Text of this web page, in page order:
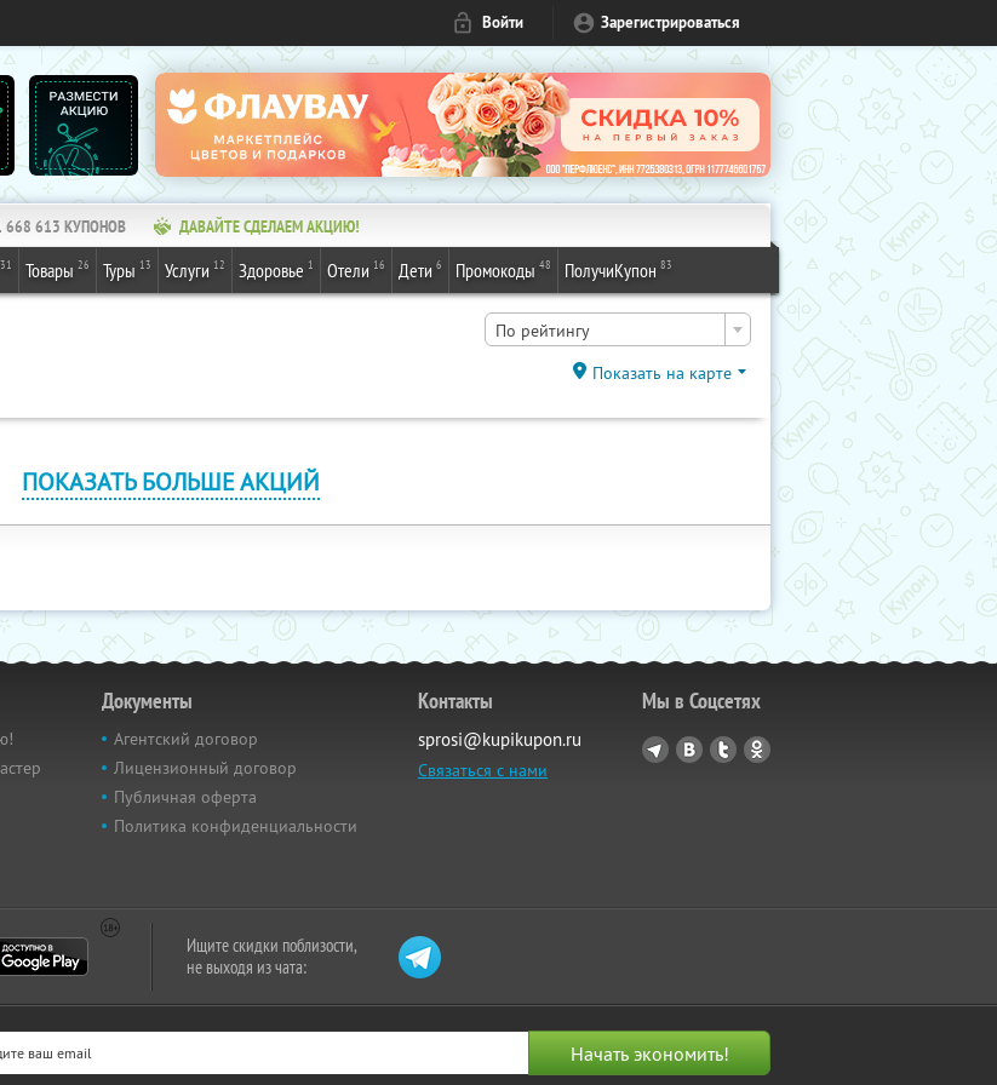
Войти Зарегистрироваться
668 613 КУПОНОВ ДАВАЙТЕ СДЕЛАЕМ АКЦИЮ!
31 Товары 26 Туры 13 Услуги 12 Здоровье 1 Отели 16 Дети 6 Промокоды 48 ПолучиКупон 83
По рейтингу
Показать на карте
ПОКАЗАТЬ БОЛЬШЕ АКЦИЙ
Документы
Агентский договор
Лицензионный договор
Публичная оферта
Политика конфиденциальности
Контакты
sprosi@kupikupon.ru
Связаться с нами
Мы в Соцсетях
Ищите скидки поблизости,
не выходя из чата: